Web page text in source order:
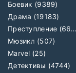
Боевик (9389)
Драма (19183)
Преступление (6609)
Мюзикл (507)
Marvel (25)
Детективы (4744)